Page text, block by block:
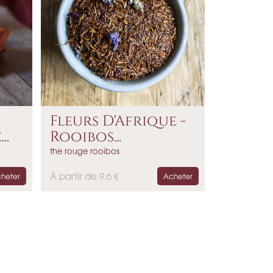
Fleurs D'Afrique -
Rooibos...
the rouge rooibos
P
À partir de 9,6 € Acheter